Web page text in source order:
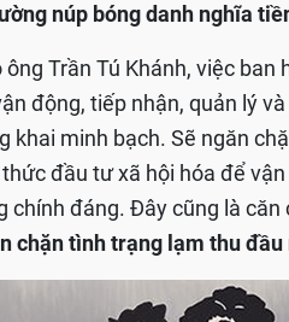
núp bóng danh nghĩa
ông Trần Tú Khánh, việc
động, tiếp nhận, quản lý
khai minh bạch. Sẽ ngăn
đầu tư xã hội hóa để
chính đáng. Đây cũng là căn
chặn tình trạng lạm thu đầu